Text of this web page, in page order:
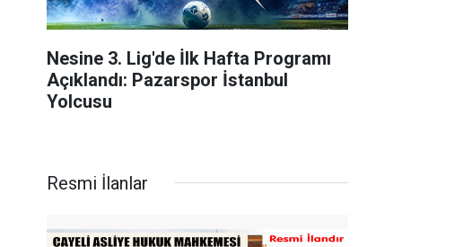
Nesine 3. Lig'de İlk Hafta Programı
Açıklandı: Pazarspor İstanbul
Yolcusu
Resmi İlanlar